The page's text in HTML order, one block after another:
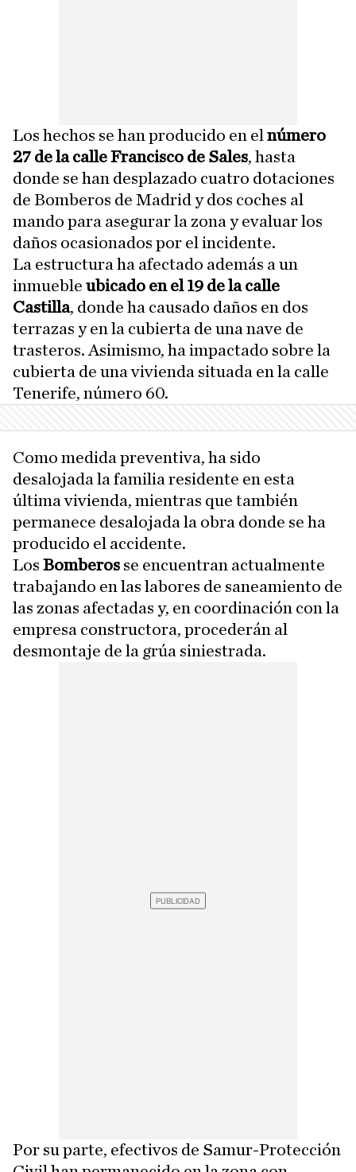
Los hechos se han producido en el número
27 de la calle Francisco de Sales, hasta
donde se han desplazado cuatro dotaciones
de Bomberos de Madrid y dos coches al
mando para asegurar la zona y evaluar los
daños ocasionados por el incidente.
La estructura ha afectado además a un
inmueble ubicado en el 19 de la calle
Castilla, donde ha causado daños en dos
terrazas y en la cubierta de una nave de
trasteros. Asimismo, ha impactado sobre la
cubierta de una vivienda situada en la calle
Tenerife, número 60.
Como medida preventiva, ha sido
desalojada la familia residente en esta
última vivienda, mientras que también
permanece desalojada la obra donde se ha
producido el accidente.
Los Bomberos se encuentran actualmente
trabajando en las labores de saneamiento de
las zonas afectadas y, en coordinación con la
empresa constructora, procederán al
desmontaje de la grúa siniestrada.
Por su parte, efectivos de Samur-Protección